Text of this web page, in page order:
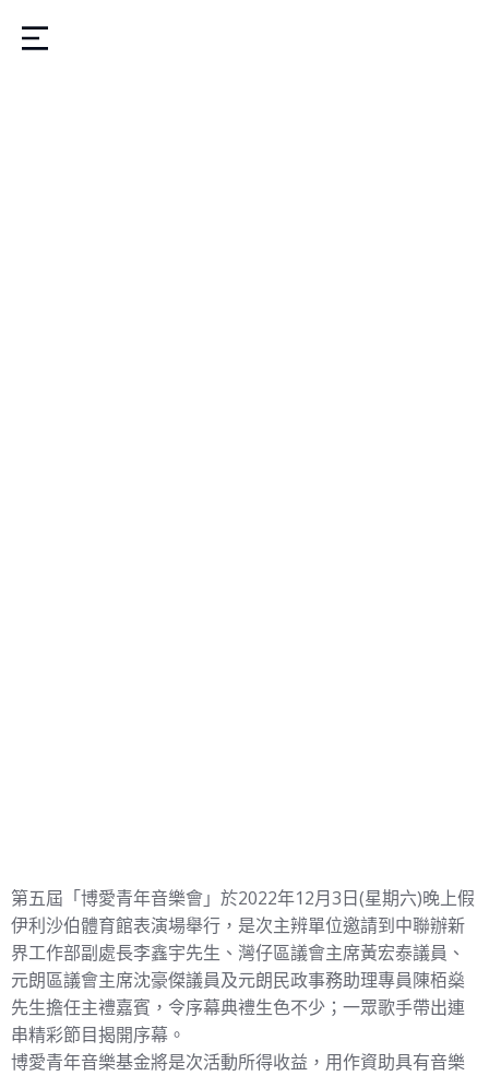
第五屆「博愛青年音樂會」於2022年12月3日(星期六)晚上假
伊利沙伯體育館表演場舉行，是次主辨單位邀請到中聯辦新
界工作部副處長李鑫宇先生、灣仔區議會主席黃宏泰議員、
元朗區議會主席沈豪傑議員及元朗民政事務助理專員陳栢燊
先生擔任主禮嘉賓，令序幕典禮生色不少；一眾歌手帶出連
串精彩節目揭開序幕。
博愛青年音樂基金將是次活動所得收益，用作資助具有音樂